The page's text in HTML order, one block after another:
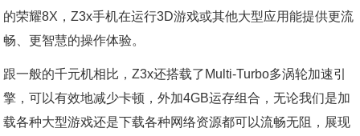
的荣耀8X，Z3x手机在运行3D游戏或其他大型应用能提供更流
畅、更智慧的操作体验。
跟一般的千元机相比，Z3x还搭载了Multi-Turbo多涡轮加速引
擎，可以有效地减少卡顿，外加4GB运存组合，无论我们是加
载各种大型游戏还是下载各种网络资源都可以流畅无阻，展现